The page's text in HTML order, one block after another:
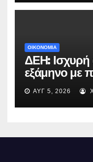
ΟΙΚΟΝΟΜΙΑ
ΔΕΗ: Ισχυρή
εξάμηνο με
EBITDA στα
ΑΥΓ 5, 2026